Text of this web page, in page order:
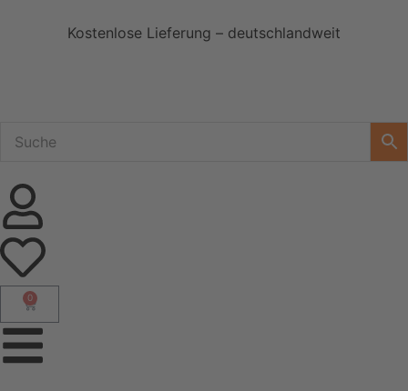
Kostenlose Lieferung – deutschlandweit
0